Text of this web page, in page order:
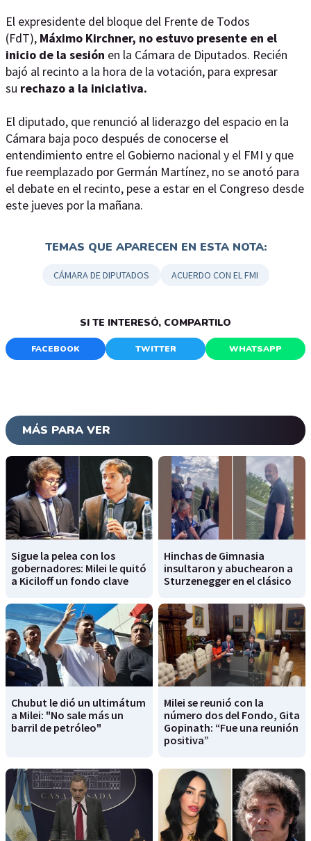
El expresidente del bloque del Frente de Todos
(FdT), Máximo Kirchner, no estuvo presente en el
inicio de la sesión en la Cámara de Diputados. Recién
bajó al recinto a la hora de la votación, para expresar
su rechazo a la iniciativa.
El diputado, que renunció al liderazgo del espacio en la
Cámara baja poco después de conocerse el
entendimiento entre el Gobierno nacional y el FMI y que
fue reemplazado por Germán Martínez, no se anotó para
el debate en el recinto, pese a estar en el Congreso desde
este jueves por la mañana.
TEMAS QUE APARECEN EN ESTA NOTA:
CÁMARA DE DIPUTADOS ACUERDO CON EL FMI
SI TE INTERESÓ, COMPARTILO
FACEBOOK TWITTER WHATSAPP
MÁS PARA VER
Sigue la pelea con los
gobernadores: Milei le quitó
a Kiciloff un fondo clave
Hinchas de Gimnasia
insultaron y abuchearon a
Sturzenegger en el clásico
Chubut le dió un ultimátum
a Milei: "No sale más un
barril de petróleo"
Milei se reunió con la
número dos del Fondo, Gita
Gopinath: “Fue una reunión
positiva”